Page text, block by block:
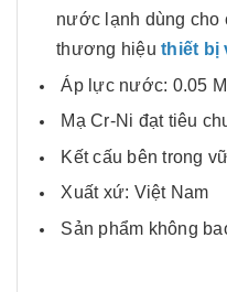
nước lạnh dùng cho
thương hiệu thiết bị
Áp lực nước: 0.05
Mạ Cr-Ni đạt tiêu
Kết cấu bên trong
Xuất xứ: Việt Nam
Sản phẩm không